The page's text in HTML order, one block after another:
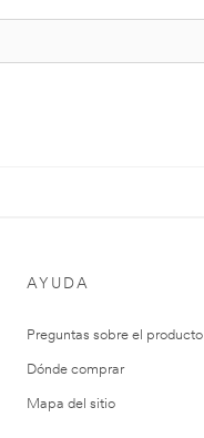
AYUDA
Preguntas sobre el producto
Dónde comprar
Mapa del sitio